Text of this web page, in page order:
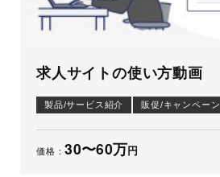
求人サイトの使い方動画
製品/サービス紹介 販促/キャンペーン
価格：30〜60万円